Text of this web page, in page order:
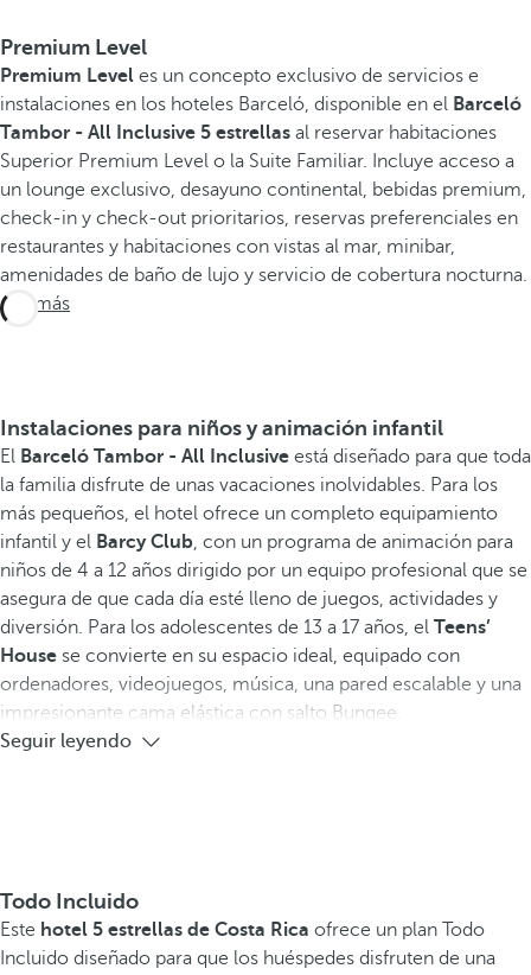
Premium Level
Premium Level es un concepto exclusivo de servicios e
instalaciones en los hoteles Barceló, disponible en el Barceló
Tambor - All Inclusive 5 estrellas al reservar habitaciones
Superior Premium Level o la Suite Familiar. Incluye acceso a
un lounge exclusivo, desayuno continental, bebidas premium,
check-in y check-out prioritarios, reservas preferenciales en
restaurantes y habitaciones con vistas al mar, minibar,
amenidades de baño de lujo y servicio de cobertura nocturna.
Ver más
Instalaciones para niños y animación infantil
El Barceló Tambor - All Inclusive está diseñado para que toda
la familia disfrute de unas vacaciones inolvidables. Para los
más pequeños, el hotel ofrece un completo equipamiento
infantil y el Barcy Club, con un programa de animación para
niños de 4 a 12 años dirigido por un equipo profesional que se
asegura de que cada día esté lleno de juegos, actividades y
diversión. Para los adolescentes de 13 a 17 años, el Teens’
House se convierte en su espacio ideal, equipado con
ordenadores, videojuegos, música, una pared escalable y una
impresionante cama elástica con salto Bungee.
Seguir leyendo
Todo Incluido
Este hotel 5 estrellas de Costa Rica ofrece un plan Todo
Incluido diseñado para que los huéspedes disfruten de una